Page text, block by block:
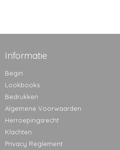
Informatie
Begin
Lookbooks
Bedrukken
Algemene Voorwaarden
Herroepingsrecht
Klachten
Privacy Reglement